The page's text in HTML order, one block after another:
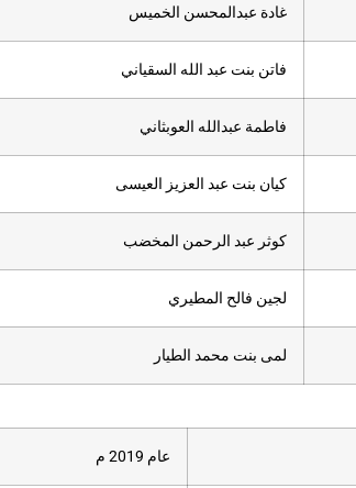
غادة عبدالمحسن الخميس
فاتن بنت عبد الله السقياني
فاطمة عبدالله العوبثاني
كيان بنت عبد العزيز العيسى
كوثر عبد الرحمن المخضب
لجين فالح المطيري
لمى بنت محمد الطيار
عام 2019 م